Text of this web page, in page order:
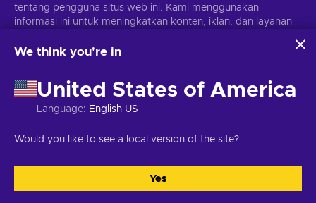
Dapatkan penawaran game yang dipersonalisasi
Pemberitahuan privasi
untuk informasi lebih lanjut
tentang pengguna situs web ini. Kami menggunakan
informasi ini untuk meningkatkan konten, iklan, dan layanan
personalisasi iklan.
penggunaan teknologi ini oleh Eneba dan mitranya. Kamu
dapat menyesuaikan persetujuanmu dengan mengklik
'Sesuaikan'.
menggunakan datamu, lihat Keamanan & Privasi Google
We think you're in
United States of America
Language: English US
Would you like to see a local version of the site?
Yes